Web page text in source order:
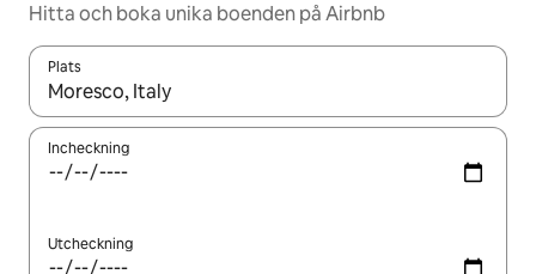
Hitta och boka unika boenden på Airbnb
Plats
När resultaten är tillgängliga kan du navigera med upp- och
Incheckning
Utcheckning